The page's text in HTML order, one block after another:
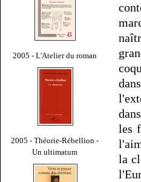
2005 - L'Atelier du roman
2005 - Théorie-Rébellion -
Un ultimatum
les
la